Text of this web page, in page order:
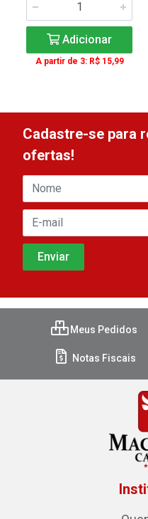
Adicionar
A partir de 3: R$ 15,99
Cadastre-se para
ofertas!
Meus Pedidos
Notas Fiscais